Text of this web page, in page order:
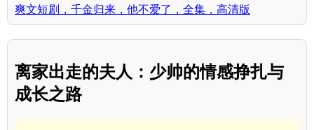
爽文短剧，千金归来，他不爱了，全集，高清版
离家出走的夫人：少帅的情感挣扎与
成长之路